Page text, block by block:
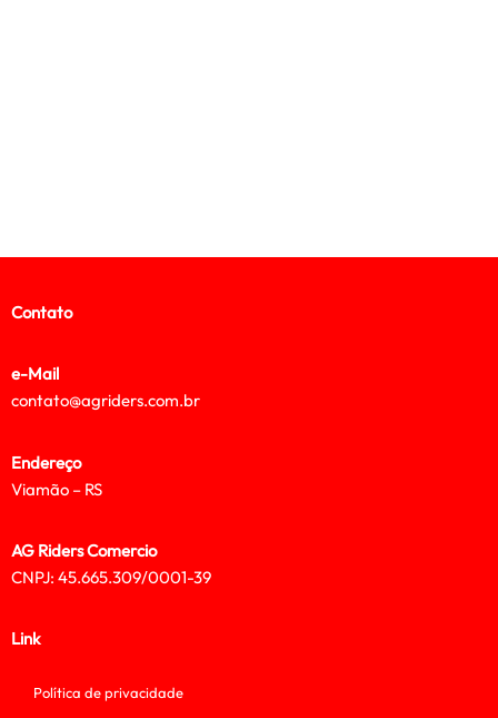
Contato
e-Mail
contato@agriders.com.br
Endereço
Viamão – RS
AG Riders Comercio
CNPJ: 45.665.309/0001-39
Link
Política de privacidade